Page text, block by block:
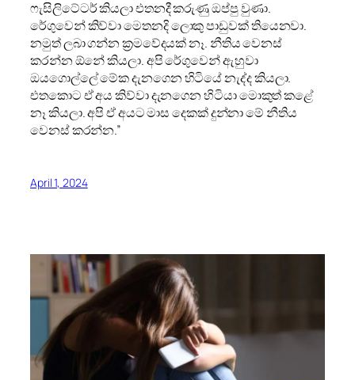
ෆැසිලිටේටර් කියලා එතනදී කරුණු ඔප්පු වුණා.
රේගුවෙන් කිව්වා මෙතනදි ලොකු පාඩුවක් තියෙනවා.
නමුත් ලබා ගන්න ක්‍රමවේදයක් නෑ. නීතිය වෙනස්
කරන්න ඕනේ කියලා. අපි රේගුවෙන් ඇහුවා
ඔයගොල්ලේ මේක දැනගෙන හිටියේ නැද්ද කියලා.
එතකොට ඒ අය කිව්වා දැනගෙන හිටියා මොකුත් කළේ
නෑ කියලා. අපි ඒ අයට මාස දෙකක් දුන්නා මේ නීතිය
වෙනස් කරන්න.”
April 1, 2024